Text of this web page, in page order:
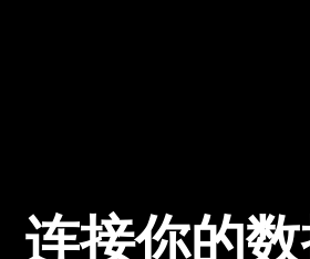
连接你的